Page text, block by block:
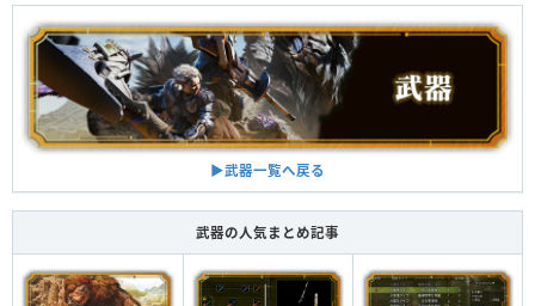
▶︎武器一覧へ戻る
武器の人気まとめ記事